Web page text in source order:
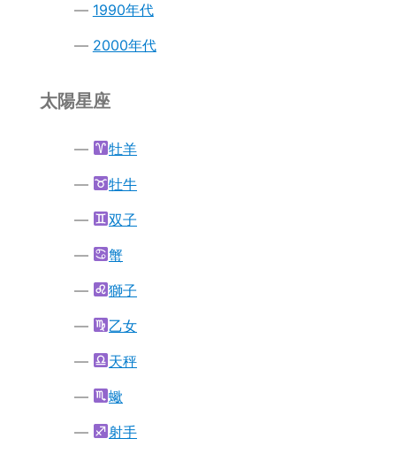
1990年代
2000年代
太陽星座
牡羊
牡牛
双子
蟹
獅子
乙女
天秤
蠍
射手